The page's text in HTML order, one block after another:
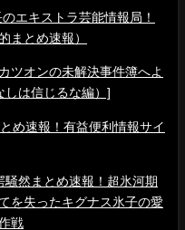
エキストラ芸能情報局！
まとめ速報）
ツオンの未解決事件簿へよ
しは信じるな編）]
速報！有益便利情報サイ
然まとめ速報！超氷河期
を失ったキグナス氷子の愛
戦